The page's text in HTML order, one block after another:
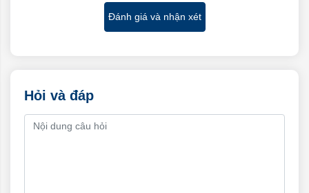
Đánh giá và nhận xét
Hỏi và đáp